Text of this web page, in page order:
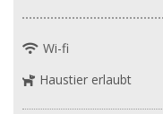
Wi-fi
Haustier erlaubt